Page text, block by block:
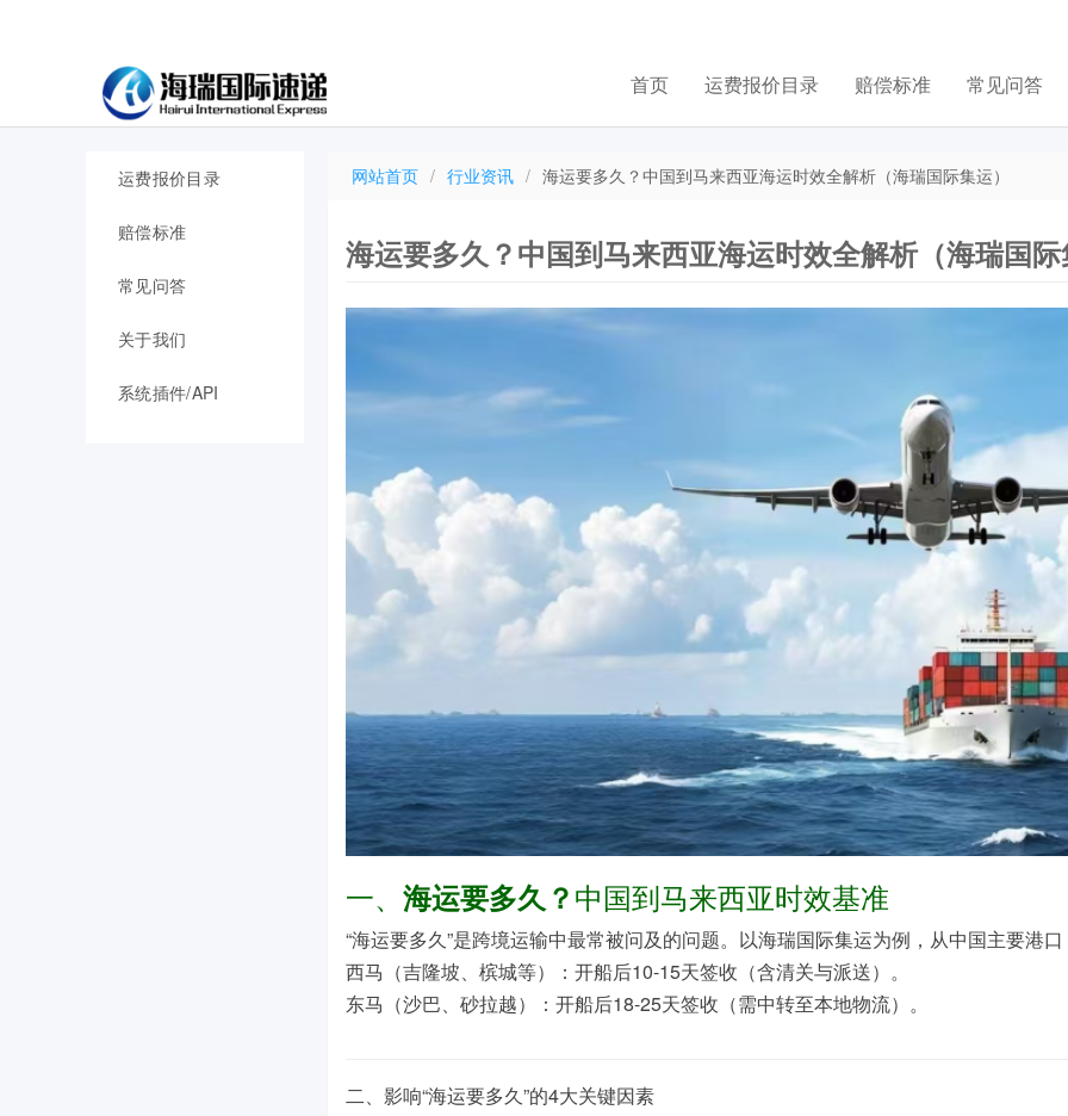
首页 运费报价目录 赔偿标准 常见问答
运费报价目录
赔偿标准
常见问答
关于我们
系统插件/API
网站首页 / 行业资讯 / 海运要多久？中国到马来西亚海运时效全解析（海瑞国际集运）
海运要多久？中国到马来西亚海运时效全解析（海瑞国
一、海运要多久？中国到马来西亚时效基准
“海运要多久”是跨境运输中最常被问及的问题。以海瑞国际集运为例，从中国主要港
西马（吉隆坡、槟城等）
：开船后10-15天签收 （含清关与派送）。
东马（沙巴、砂拉越）
：开船后18-25天签收 （需中转至本地物流）。
二、影响“海运要多久”的4大关键因素